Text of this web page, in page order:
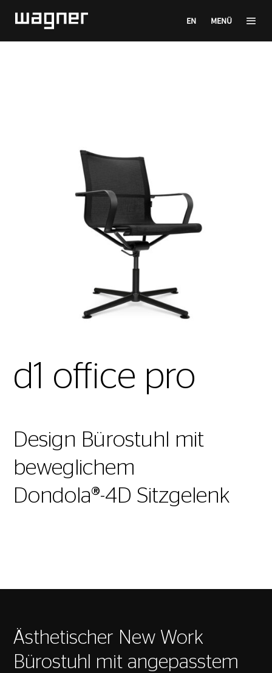
EN MENÜ
d1 office pro
Design Bürostuhl mit
beweglichem
Dondola®-4D Sitzgelenk
Ästhetischer New Work
Bürostuhl mit angepasstem